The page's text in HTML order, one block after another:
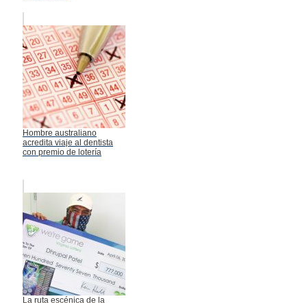
Hombre australiano
acredita viaje al dentista
con premio de lotería
La ruta escénica de la